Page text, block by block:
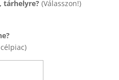
tárhelyre?(Válasszon!)